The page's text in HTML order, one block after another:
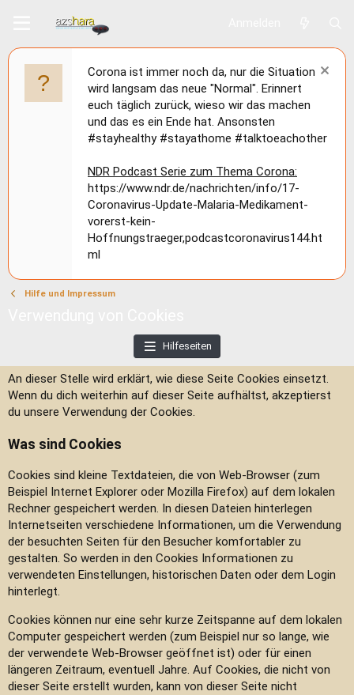
Corona ist immer noch da, nur die Situation
wird langsam das neue "Normal". Erinnert
euch täglich zurück, wieso wir das machen
und das es ein Ende hat. Ansonsten
#stayhealthy #stayathome #talktoeachother
NDR Podcast Serie zum Thema Corona:
https://www.ndr.de/nachrichten/info/17-
Coronavirus-Update-Malaria-Medikament-
vorerst-kein-
Hoffnungstraeger,podcastcoronavirus144.ht
ml
Hilfe und Impressum
Hilfeseiten
An dieser Stelle wird erklärt, wie diese Seite Cookies einsetzt.
Wenn du dich weiterhin auf dieser Seite aufhältst, akzeptierst
du unsere Verwendung der Cookies.
Was sind Cookies
Cookies sind kleine Textdateien, die von Web-Browser (zum
Beispiel Internet Explorer oder Mozilla Firefox) auf dem lokalen
Rechner gespeichert werden. In diesen Dateien hinterlegen
Internetseiten verschiedene Informationen, um die Verwendung
der besuchten Seiten für den Besucher komfortabler zu
gestalten. So werden in den Cookies Informationen zu
verwendeten Einstellungen, historischen Daten oder dem Login
hinterlegt.
Cookies können nur eine sehr kurze Zeitspanne auf dem lokalen
Computer gespeichert werden (zum Beispiel nur so lange, wie
der verwendete Web-Browser geöffnet ist) oder für einen
längeren Zeitraum, eventuell Jahre. Auf Cookies, die nicht von
dieser Seite erstellt wurden, kann von dieser Seite nicht